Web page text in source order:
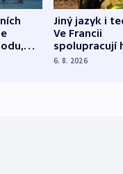
Jiný jazyk i
Ve Francii
spolupracují
různých zemí
6. 8. 2026